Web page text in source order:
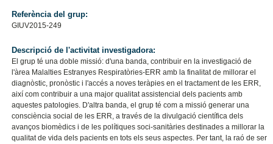
Referència del grup:
GIUV2015-249
Descripció de l'activitat investigadora:
El grup té una doble missió: d'una banda, contribuir en la investigació de
l'àrea Malalties Estranyes Respiratòries-ERR amb la finalitat de millorar el
diagnòstic, pronòstic i l'accés a noves teràpies en el tractament de les ERR,
així com contribuir a una major qualitat assistencial dels pacients amb
aquestes patologies. D'altra banda, el grup té com a missió generar una
consciència social de les ERR, a través de la divulgació científica dels
avanços biomèdics i de les polítiques soci-sanitàries destinades a millorar la
qualitat de vida dels pacients en tots els seus aspectes. Per tant, la raó de ser